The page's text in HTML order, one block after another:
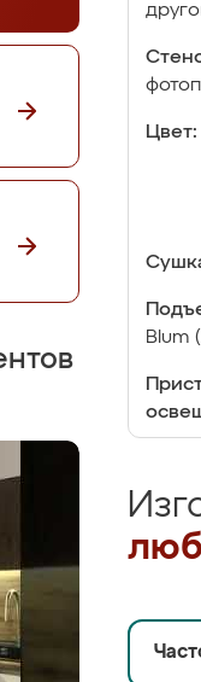
Цвет:
Blum